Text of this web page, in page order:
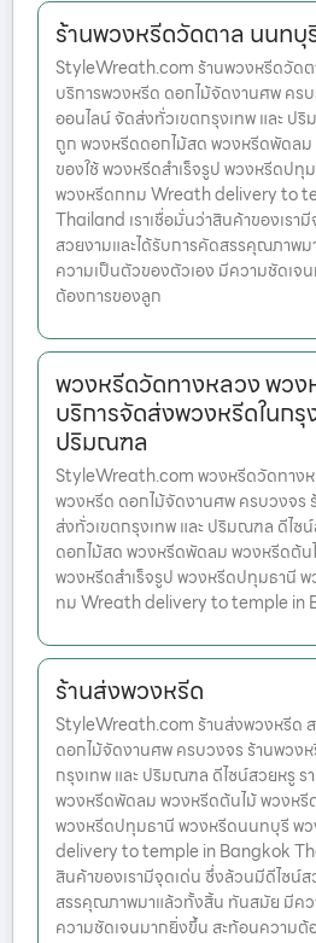
ร้านพวงหรีดวัดตาล นนทบุ
StyleWreath.com ร้านพวงหรีดวัด
บริการพวงหรีด ดอกไม้จัดงานศพ คร
ออนไลน์ จัดส่งทั่วเขตกรุงเทพ และ ป
ถูก พวงหรีดดอกไม้สด พวงหรีดพัดล
ของใช้ พวงหรีดสำเร็จรูป พวงหรีดป
พวงหรีดกทม Wreath delivery to
Thailand เราเชื่อมั่นว่าสินค้าของเรา
สวยงามและได้รับการคัดสรรคุณภาพ
ความเป็นตัวของตัวเอง มีความชัดเจ
ต้องการของลูก
พวงหรีดวัดทางหลวง พวง
บริการจัดส่งพวงหรีดในกรุ
ปริมณฑล
StyleWreath.com พวงหรีดวัดทางห
พวงหรีด ดอกไม้จัดงานศพ ครบวงจร
ส่งทั่วเขตกรุงเทพ และ ปริมณฑล ดีไซ
ดอกไม้สด พวงหรีดพัดลม พวงหรีดต้น
พวงหรีดสำเร็จรูป พวงหรีดปทุมธานี
ทม Wreath delivery to temple in
ร้านส่งพวงหรีด
StyleWreath.com ร้านส่งพวงหรีด
ดอกไม้จัดงานศพ ครบวงจร ร้านพวง
กรุงเทพ และ ปริมณฑล ดีไซน์สวยหรู
พวงหรีดพัดลม พวงหรีดต้นไม้ พวงหรี
พวงหรีดปทุมธานี พวงหรีดนนทบุรี พ
delivery to temple in Bangkok
สินค้าของเรามีจุดเด่น ซึ่งล้วนมีดีไซน์
สรรคุณภาพมาแล้วทั้งสิ้น ทันสมัย มีคว
ความชัดเจนมากยิ่งขึ้น สะท้อนความต้